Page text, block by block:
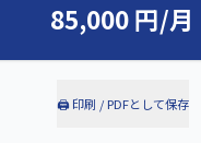
85,000円/月
🖨️ 印刷 / PDFとして保存